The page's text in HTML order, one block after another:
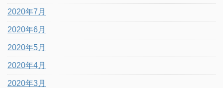
2020年7月
2020年6月
2020年5月
2020年4月
2020年3月